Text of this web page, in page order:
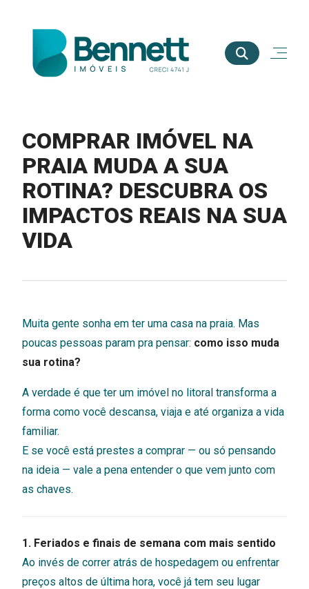
COMPRAR IMÓVEL NA
PRAIA MUDA A SUA
ROTINA? DESCUBRA OS
IMPACTOS REAIS NA SUA
VIDA
Muita gente sonha em ter uma casa na praia. Mas
poucas pessoas param pra pensar: como isso muda
sua rotina?
A verdade é que ter um imóvel no litoral transforma a
forma como você descansa, viaja e até organiza a vida
familiar.
E se você está prestes a comprar — ou só pensando
na ideia — vale a pena entender o que vem junto com
as chaves.
1. Feriados e finais de semana com mais sentido
Ao invés de correr atrás de hospedagem ou enfrentar
preços altos de última hora, você já tem seu lugar